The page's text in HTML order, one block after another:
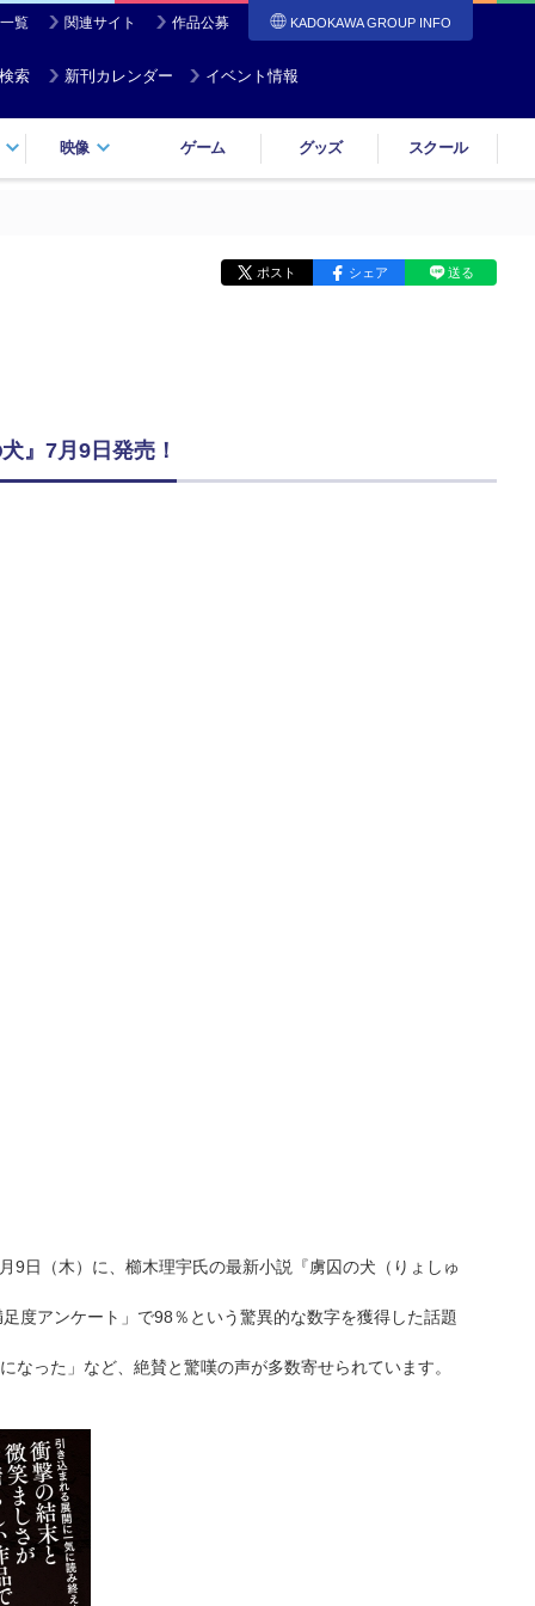
覧 関連サイト 作品公募 KADOKAWA GROUP INFO
索 新刊カレンダー イベント情報
映像 ゲーム グッズ スクール
ポスト シェア 送る
』7月9日発売！
9日（木）に、櫛木理宇氏の最新小説『虜囚の犬（りょしゅ
度アンケート」で98％という驚異的な数字を獲得した話題
った」など、絶賛と驚嘆の声が多数寄せられています。